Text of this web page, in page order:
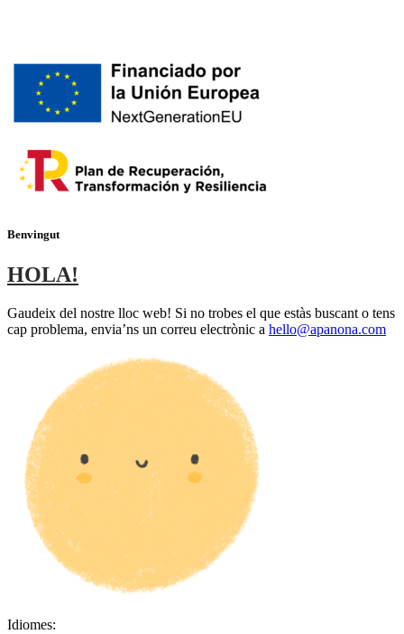
Benvingut
HOLA!
Gaudeix del nostre lloc web! Si no trobes el que estàs buscant o tens
cap problema, envia’ns un correu electrònic a hello@apanona.com
Idiomes: